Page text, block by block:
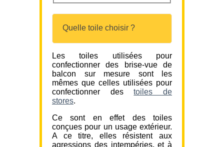
Quelle toile choisir ?
Les toiles utilisées pour
confectionner des brise-vue de
balcon sur mesure sont les
mêmes que celles utilisées pour
confectionner destoiles de
stores.
Ce sont en effet des toiles
conçues pour un usage extérieur.
A ce titre, elles résistent aux
agressions des intempéries, et à